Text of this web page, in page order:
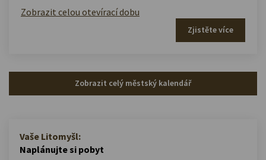
Zobrazit celou otevírací dobu
Zjistěte více
Zobrazit celý městský kalendář
Vaše Litomyšl:
Naplánujte si pobyt